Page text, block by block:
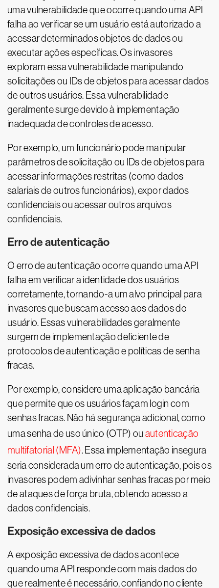
uma vulnerabilidade que ocorre quando uma API
falha ao verificar se um usuário está autorizado a
acessar determinados objetos de dados ou
executar ações específicas. Os invasores
exploram essa vulnerabilidade manipulando
solicitações ou IDs de objetos para acessar dados
de outros usuários. Essa vulnerabilidade
geralmente surge devido à implementação
inadequada de controles de acesso.
Por exemplo, um funcionário pode manipular
parâmetros de solicitação ou IDs de objetos para
acessar informações restritas (como dados
salariais de outros funcionários), expor dados
confidenciais ou acessar outros arquivos
confidenciais.
Erro de autenticação
O erro de autenticação ocorre quando uma API
falha em verificar a identidade dos usuários
corretamente, tornando-a um alvo principal para
invasores que buscam acesso aos dados do
usuário. Essas vulnerabilidades geralmente
surgem de implementação deficiente de
protocolos de autenticação e políticas de senha
fracas.
Por exemplo, considere uma aplicação bancária
que permite que os usuários façam login com
senhas fracas. Não há segurança adicional, como
uma senha de uso único (OTP) ou autenticação
multifatorial (MFA). Essa implementação insegura
seria considerada um erro de autenticação, pois os
invasores podem adivinhar senhas fracas por meio
de ataques de força bruta, obtendo acesso a
dados confidenciais.
Exposição excessiva de dados
A exposição excessiva de dados acontece
quando uma API responde com mais dados do
que realmente é necessário, confiando no cliente